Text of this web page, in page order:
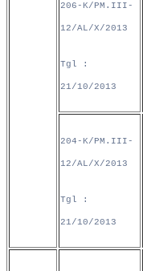
206-K/PM.III-
12/AL/X/2013
Tgl :
21/10/2013
204-K/PM.III-
12/AL/X/2013
Tgl :
21/10/2013